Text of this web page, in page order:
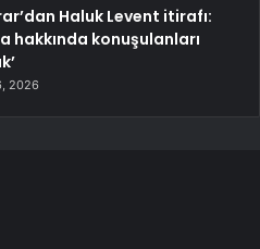
Haluk Levent itirafı:
hakkında konuşulanları
2026